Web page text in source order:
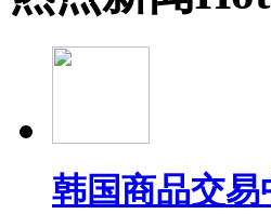
韩国商品交